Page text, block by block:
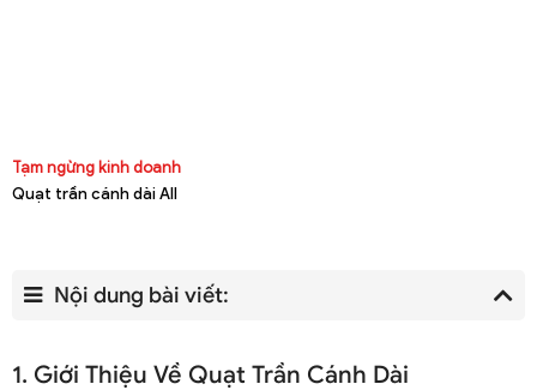
Tạm ngừng kinh doanh
Quạt trần cánh dài All
Nội dung bài viết:
1. Giới Thiệu Về Quạt Trần Cánh Dài